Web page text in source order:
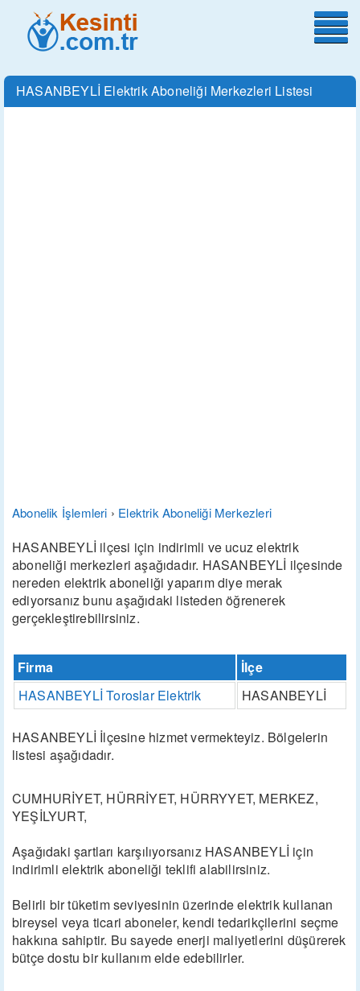
HASANBEYLİ Elektrik Aboneliği Merkezleri Listesi
Abonelik İşlemleri › Elektrik Aboneliği Merkezleri
HASANBEYLİ ilçesi için indirimli ve ucuz elektrik
aboneliği merkezleri aşağıdadır. HASANBEYLİ ilçesinde
nereden elektrik aboneliği yaparım diye merak
ediyorsanız bunu aşağıdaki listeden öğrenerek
gerçekleştirebilirsiniz.
Firma
İlçe
HASANBEYLİ Toroslar Elektrik
HASANBEYLİ
HASANBEYLİ İlçesine hizmet vermekteyiz. Bölgelerin
listesi aşağıdadır.
CUMHURİYET, HÜRRİYET, HÜRRYYET, MERKEZ,
YEŞİLYURT,
Aşağıdaki şartları karşılıyorsanız HASANBEYLİ için
indirimli elektrik aboneliği teklifi alabilirsiniz.
Belirli bir tüketim seviyesinin üzerinde elektrik kullanan
bireysel veya ticari aboneler, kendi tedarikçilerini seçme
hakkına sahiptir. Bu sayede enerji maliyetlerini düşürerek
bütçe dostu bir kullanım elde edebilirler.